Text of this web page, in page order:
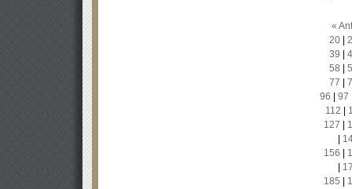
«
20|
39
58
77
96
97
112
127
156
185